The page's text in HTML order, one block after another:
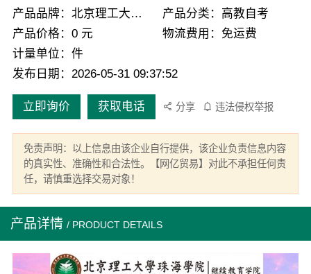
产品品牌：北京理工大学珠海学院继续教育学院
产品分类：高教自考
产品价格：0 元
物流费用：免运费
计量单位：件
发布日期：2026-05-31 09:37:52
立即询价 获取电话 分享 违法侵权举报
免责声明：以上信息由该企业自行提供，该企业负责信息内容
的真实性、准确性和合法性。【网亿贸易】对此不承担任何责
任，请慎重选择交易对象！
产品详情 / PRODUCT DETAILS